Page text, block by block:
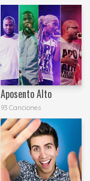
Aposento Alto
93 Canciones